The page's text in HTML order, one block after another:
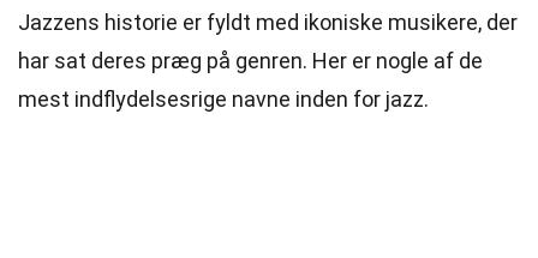
Jazzens historie er fyldt med ikoniske musikere, der
har sat deres præg på genren. Her er nogle af de
mest indflydelsesrige navne inden for jazz.